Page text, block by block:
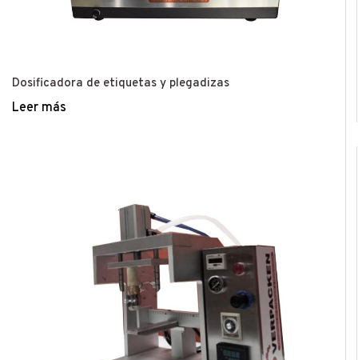
Dosificadora de etiquetas y plegadizas
Leer más